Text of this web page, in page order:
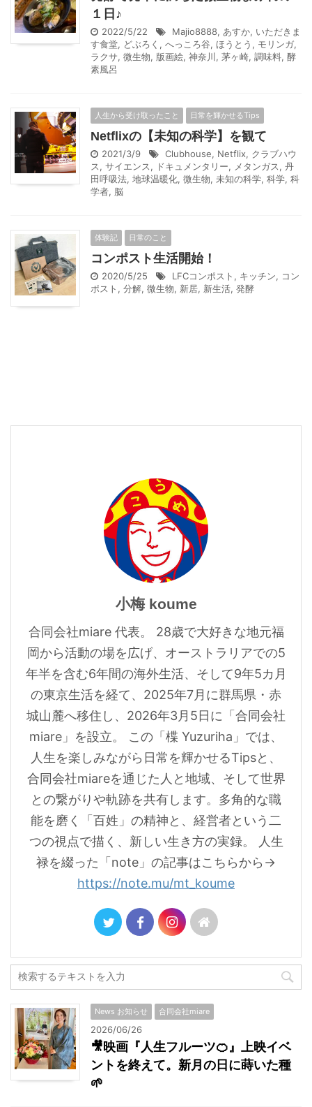
１日♪
2022/5/22 Majio8888, あすか, いただきま
す食堂, どぶろく , へっころ谷, ほうとう , モリンガ,
ラクサ, 微生物, 版画絵, 神奈川, 茅ヶ崎, 調味料, 酵
素風呂
人生から受け取ったこと 日常を輝かせるTips
Netflixの【未知の科学】を観て
2021/3/9 Clubhouse, Netflix, クラブハウ
ス, サイエンス, ドキュメンタリー, メタンガス, 丹
田呼吸法, 地球温暖化, 微生物, 未知の科学, 科学, 科
学者, 脳
体験記 日常のこと
コンポスト生活開始！
2020/5/25 LFCコンポスト , キッチン, コン
ポスト , 分解, 微生物, 新居, 新生活, 発酵
小梅 koume
合同会社miare 代表。 28歳で大好きな地元福
岡から活動の場を広げ、オーストラリアでの5
年半を含む6年間の海外生活、そして9年5カ月
の東京生活を経て、2025年7月に群馬県・赤
城山麓へ移住し、2026年3月5日に「合同会社
miare」を設立。 この「楪 Yuzuriha」では、
人生を楽しみながら日常を輝かせるTipsと、
合同会社miareを通じた人と地域、そして世界
との繋がりや軌跡を共有します。多角的な職
能を磨く「百姓」の精神と、経営者という二
つの視点で描く、新しい生き方の実録。 人生
禄を綴った「note」の記事はこちらから→
https://note.mu/mt_koume
News お知らせ 合同会社miare
2026/06/26
🎥映画『人生フルーツ🍊』上映イベ
ントを終えて。新月の日に蒔いた種
🌱